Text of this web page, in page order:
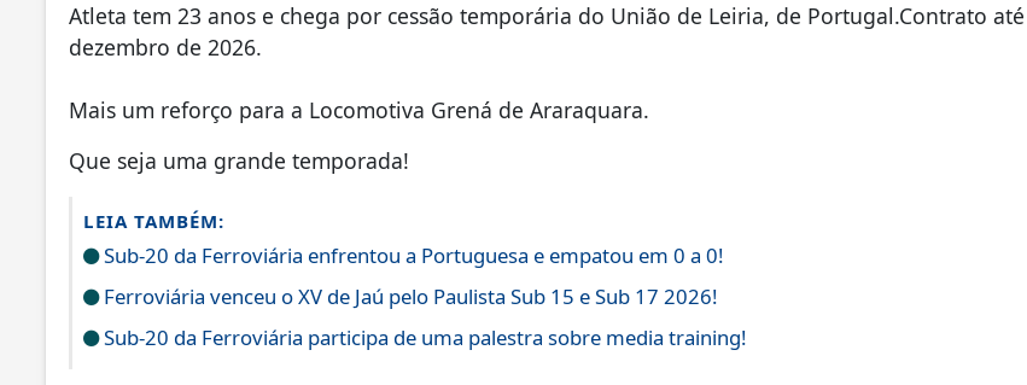
Atleta tem 23 anos e chega por cessão temporária do União de Leiria, de Portugal.Contrato até
dezembro de 2026.
Mais um reforço para a Locomotiva Grená de Araraquara.
Que seja uma grande temporada!
LEIA TAMBÉM:
Sub-20 da Ferroviária enfrentou a Portuguesa e empatou em 0 a 0!
Ferroviária venceu o XV de Jaú pelo Paulista Sub 15 e Sub 17 2026!
Sub-20 da Ferroviária participa de uma palestra sobre media training!